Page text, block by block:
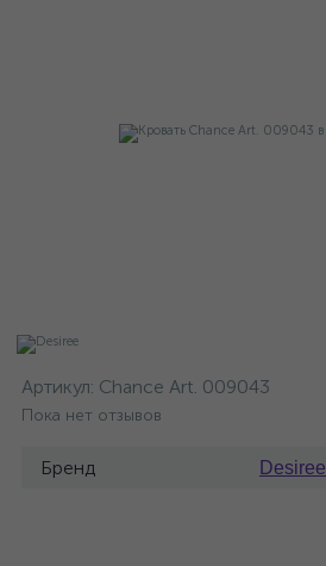
Артикул: Chance Art. 009043
Пока нет отзывов
Бренд Desiree